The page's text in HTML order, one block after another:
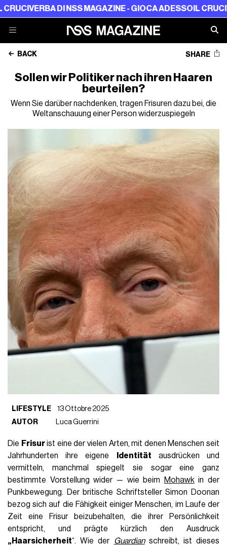
DI NSS MAGAZINE - GIOCA ADESSOIL CRUCIVERBA
BACK SHARE
Sollen wir Politiker nach ihren Haaren
beurteilen?
Wenn Sie darüber nachdenken, tragen Frisuren dazu bei, die
Weltanschauung einer Person widerzuspiegeln
LIFESTYLE
13 Ottobre 2025
AUTOR
Luca Guerrini
Die Frisurist eine der vielen Arten, mit denen Menschen seit
Jahrhunderten ihre eigene
Identität ausdrücken und
vermitteln, manchmal spiegelt sie sogar eine ganz
bestimmte Vorstellung wider — wie beim
Mohawk in der
Punkbewegung. Der britische Schriftsteller Simon Doonan
bezog sich auf die Fähigkeit einiger Menschen, im Laufe der
Zeit eine Frisur beizubehalten, die ihrer Persönlichkeit
entspricht, und prägte kürzlich den Ausdruck
„Haarsicherheit“. Wie der Guardianschreibt, ist dieses